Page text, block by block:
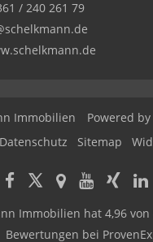
/ 240 261 79
Immobilien Powered by
Datenschutz Sitemap
Immobilien hat 4,96 von
Bewertungen bei